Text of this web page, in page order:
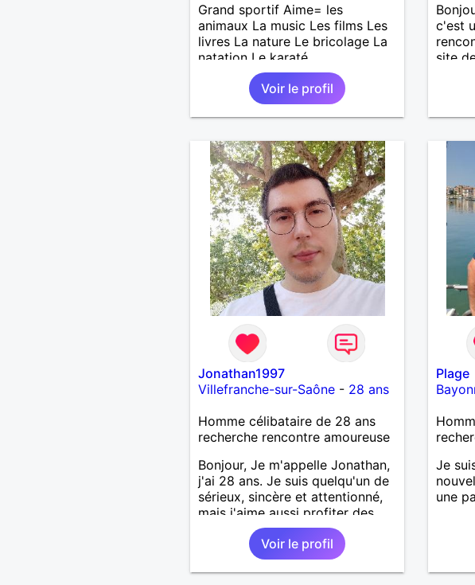
Grand sportif Aime= les
animaux La music Les films Les
livres La nature Le bricolage La
natation Le karaté
Voir le profil
c'est
site
suis
et j'
Jonathan1997
Villefranche-sur-Saône- 28 ans
Homme célibataire de 28 ans
recherche rencontre amoureuse
Bonjour, Je m'appelle Jonathan,
j'ai 28 ans. Je suis quelqu'un de
sérieux, sincère et attentionné,
mais j'aime aussi profiter des
bons moments de la vie avec
humour et simplicité. J'apprécie
les voyages, les découvertes,
les jeux vidéo et les moments
Voir le profil
Plage
Je
une